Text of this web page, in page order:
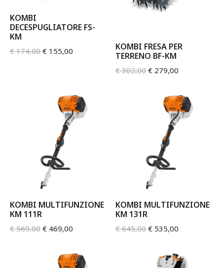
KOMBI
DECESPUGLIATORE FS-
KM
€174,00 € 155,00
KOMBI FRESA PER
TERRENO BF-KM
€302,00 € 279,00
KOMBI MULTIFUNZIONE
KM 111R
€569,00 € 469,00
KOMBI MULTIFUNZIONE
KM 131R
€645,00 € 535,00